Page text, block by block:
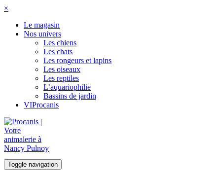
×
Le magasin
Nos univers
Les chiens
Les chats
Les rongeurs et lapins
Les oiseaux
Les reptiles
L’aquariophilie
Bassins de jardin
VIProcanis
Toggle navigation